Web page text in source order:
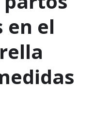
en el